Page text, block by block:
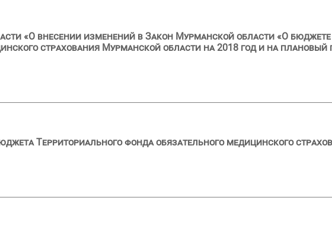
«О внесении изменений в Закон Мурманской области «О бюджете
страхования Мурманской области на 2018 год и на плановый
Территориального фонда обязательного медицинского